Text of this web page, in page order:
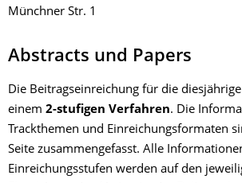
Münchner Str. 1
Abstracts und Papers
Die Beitragseinreichung für die
einem 2-stufigen Verfahren. Die
Trackthemen und Einreichungsformaten
Seite zusammengefasst. Alle
Einreichungsstufen werden auf den